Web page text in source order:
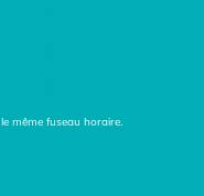
même fuseau horaire.